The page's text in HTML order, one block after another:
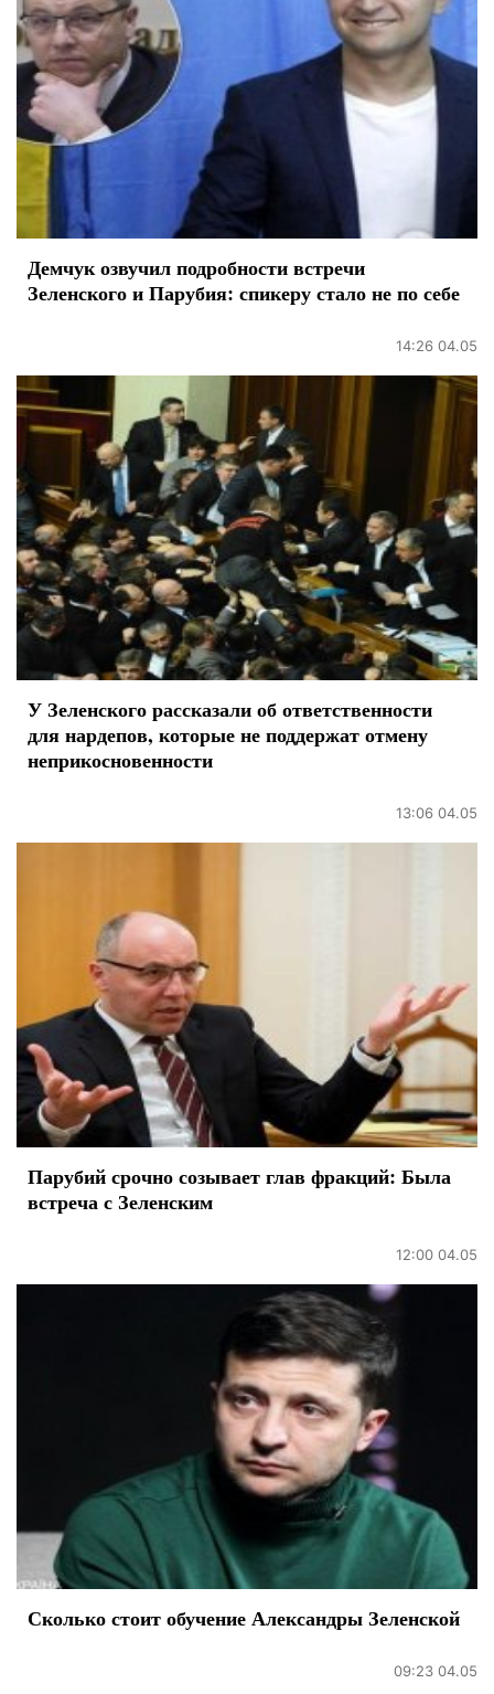
Демчук озвучил подробности встречи
Зеленского и Парубия: спикеру стало не по себе
14:26 04.05
У Зеленского рассказали об ответственности
для нардепов, которые не поддержат отмену
неприкосновенности
13:06 04.05
Парубий срочно созывает глав фракций: Была
встреча с Зеленским
12:00 04.05
Сколько стоит обучение Александры Зеленской
09:23 04.05